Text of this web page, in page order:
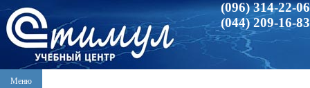
(096) 314-22-06
(044) 209-16-83
Меню